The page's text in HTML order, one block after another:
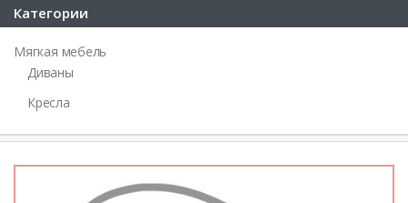
Категории
Мягкая мебель
Диваны
Кресла